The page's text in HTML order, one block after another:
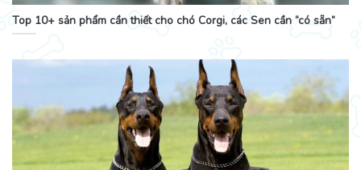
Top 10+ sản phẩm cần thiết cho chó Corgi, các Sen cần “có sẵn”